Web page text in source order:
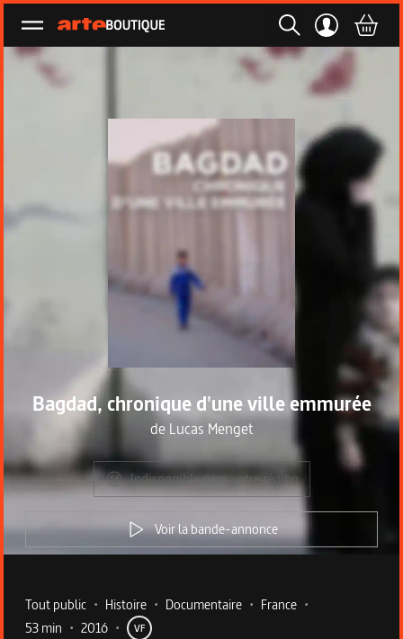
Ouvrir le menu
Bagdad, chronique d'une ville emmurée
de Lucas Menget
Indisponible dans votre région
Voir la bande-annonce
Metadata du programme
Tout public • Histoire • Documentaire • France •
53 min • 2016 • VF